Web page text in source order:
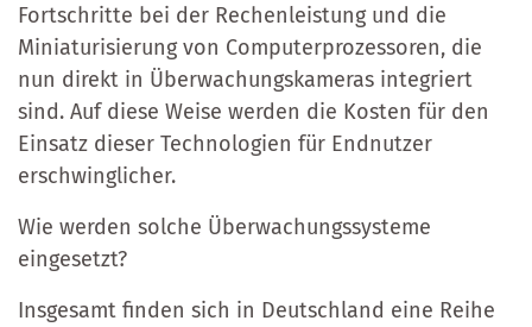
Fortschritte bei der Rechenleistung und die
Miniaturisierung von Computerprozessoren, die
nun direkt in Überwachungskameras integriert
sind. Auf diese Weise werden die Kosten für den
Einsatz dieser Technologien für Endnutzer
erschwinglicher.
Wie werden solche Überwachungssysteme
eingesetzt?
Insgesamt finden sich in Deutschland eine Reihe